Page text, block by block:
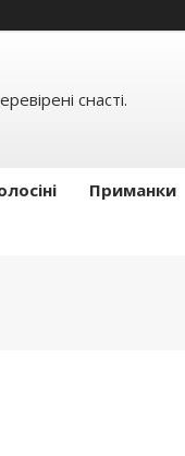
снасті.
Приманки